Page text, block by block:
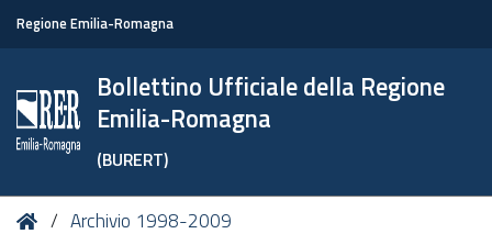
Regione Emilia-Romagna
Bollettino Ufficiale della Regione
Emilia-Romagna
(BURERT)
Tu HomeArchivio 1998-2009